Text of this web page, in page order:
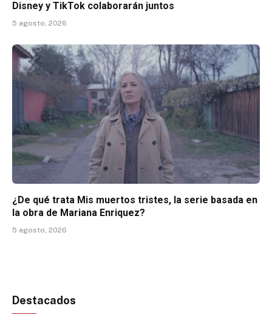
Disney y TikTok colaborarán juntos
5 agosto, 2026
¿De qué trata Mis muertos tristes, la serie basada en
la obra de Mariana Enriquez?
5 agosto, 2026
Destacados